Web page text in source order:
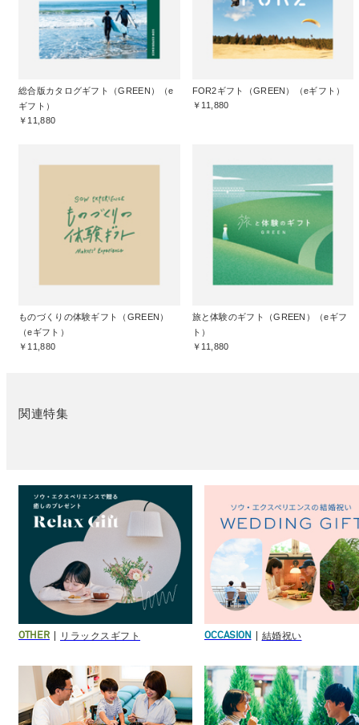
総合版カタログギフト（GREEN）（e
ギフト）
￥11,880
FOR2ギフト（GREEN）（eギフト）
￥11,880
ものづくりの体験ギフト（GREEN）
（eギフト）
￥11,880
旅と体験のギフト（GREEN）（eギフ
ト）
￥11,880
関連特集
OTHER リラックスギフト OCCASION 結婚祝い